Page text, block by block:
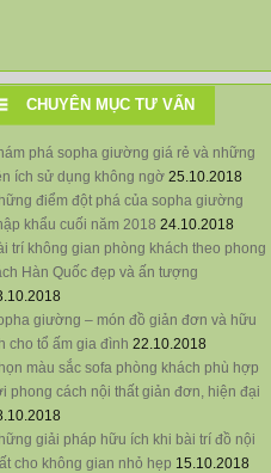
CHUYÊN MỤC TƯ VẤN
phá sopha giường giá rẻ và những
ích sử dụng không ngờ 25.10.2018
điểm đột phá của sopha giường
khẩu cuối năm 2018 24.10.2018
trí không gian phòng khách theo phong
Hàn Quốc đẹp và ấn tượng
giường – món đồ giản đơn và hữu
cho tổ ấm gia đình 22.10.2018
màu sắc sofa phòng khách phù hợp
phong cách nội thất giản đơn, hiện đại
giải pháp hữu ích khi bài trí đồ nội
cho không gian nhỏ hẹp 15.10.2018